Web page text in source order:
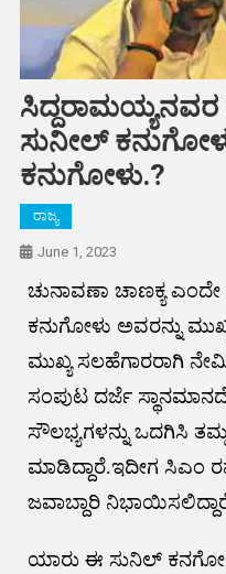
ಸಿದ್ದರಾಮಯ್ಯನವರ
ಸುನೀಲ್‌
ಕನುಗೋಳು.?
ರಾಜ್ಯ
June 1, 2023
ಚುನಾವಣಾ ಚಾಣಕ್ಯ
ಕನುಗೋಳು ಅವರನ್ನು
ಮುಖ್ಯ ಸಲಹೆಗಾರರಾಗಿ
ಸಂಪುಟ ದರ್ಜೆ
ಸೌಲಭ್ಯಗಳನ್ನು ಒದಗಿಸಿ
ಮಾಡಿದ್ದಾರೆ.‌ಇದೀಗ ಸಿಎಂ
ಜವಾಬ್ದಾರಿ
ಯಾರು ಈ ಸುನಿಲ್‌